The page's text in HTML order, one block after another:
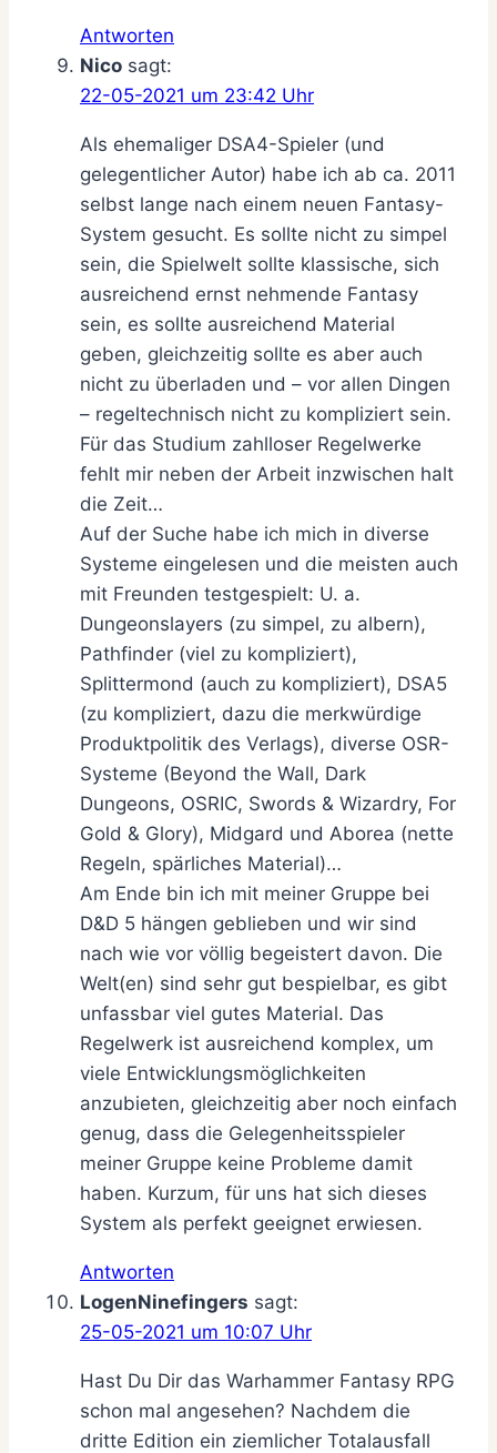
Antworten
Nico sagt:
22-05-2021 um 23:42 Uhr
Als ehemaliger DSA4-Spieler (und
gelegentlicher Autor) habe ich ab ca. 2011
selbst lange nach einem neuen Fantasy-
System gesucht. Es sollte nicht zu simpel
sein, die Spielwelt sollte klassische, sich
ausreichend ernst nehmende Fantasy
sein, es sollte ausreichend Material
geben, gleichzeitig sollte es aber auch
nicht zu überladen und – vor allen Dingen
– regeltechnisch nicht zu kompliziert sein.
Für das Studium zahlloser Regelwerke
fehlt mir neben der Arbeit inzwischen halt
die Zeit…
Auf der Suche habe ich mich in diverse
Systeme eingelesen und die meisten auch
mit Freunden testgespielt: U. a.
Dungeonslayers (zu simpel, zu albern),
Pathfinder (viel zu kompliziert),
Splittermond (auch zu kompliziert), DSA5
(zu kompliziert, dazu die merkwürdige
Produktpolitik des Verlags), diverse OSR-
Systeme (Beyond the Wall, Dark
Dungeons, OSRIC, Swords & Wizardry, For
Gold & Glory), Midgard und Aborea (nette
Regeln, spärliches Material)…
Am Ende bin ich mit meiner Gruppe bei
D&D 5 hängen geblieben und wir sind
nach wie vor völlig begeistert davon. Die
Welt(en) sind sehr gut bespielbar, es gibt
unfassbar viel gutes Material. Das
Regelwerk ist ausreichend komplex, um
viele Entwicklungsmöglichkeiten
anzubieten, gleichzeitig aber noch einfach
genug, dass die Gelegenheitsspieler
meiner Gruppe keine Probleme damit
haben. Kurzum, für uns hat sich dieses
System als perfekt geeignet erwiesen.
Antworten
LogenNinefingers sagt:
25-05-2021 um 10:07 Uhr
Hast Du Dir das Warhammer Fantasy RPG
schon mal angesehen? Nachdem die
dritte Edition ein ziemlicher Totalausfall